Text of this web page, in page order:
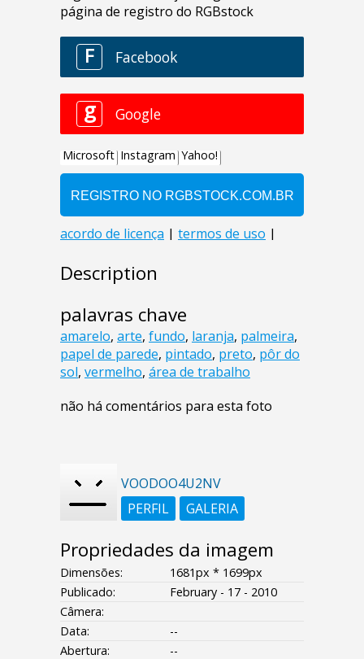
Description
palavras chave
amarelo, arte, fundo, laranja, palmeira,
papel de parede, pintado, preto, pôr do
sol, vermelho, área de trabalho
não há comentários para esta foto
VOODOO4U2NV
PERFIL
GALERIA
Propriedades da imagem
Dimensões:
1681px * 1699px
Publicado:
February - 17 - 2010
Câmera:
Data:
--
Abertura:
--